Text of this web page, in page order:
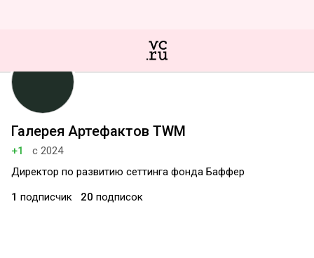
Галерея Артефактов TWM
+1
с 2024
Директор по развитию сеттинга фонда Баффер
1 подписчик 20 подписок